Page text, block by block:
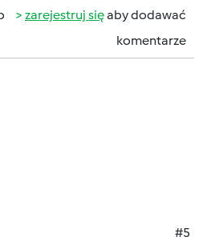
zarejestruj sięaby dodawać
komentarze
#5